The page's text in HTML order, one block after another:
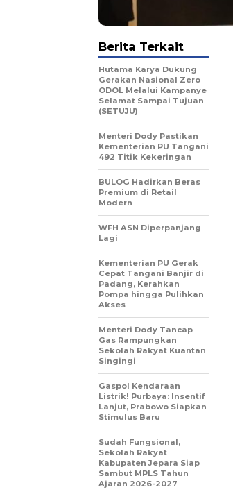
Berita Terkait
Hutama Karya Dukung
Gerakan Nasional Zero
ODOL Melalui Kampanye
Selamat Sampai Tujuan
(SETUJU)
Menteri Dody Pastikan
Kementerian PU Tangani
492 Titik Kekeringan
BULOG Hadirkan Beras
Premium di Retail
Modern
WFH ASN Diperpanjang
Lagi
Kementerian PU Gerak
Cepat Tangani Banjir di
Padang, Kerahkan
Pompa hingga Pulihkan
Akses
Menteri Dody Tancap
Gas Rampungkan
Sekolah Rakyat Kuantan
Singingi
Gaspol Kendaraan
Listrik! Purbaya: Insentif
Lanjut, Prabowo Siapkan
Stimulus Baru
Sudah Fungsional,
Sekolah Rakyat
Kabupaten Jepara Siap
Sambut MPLS Tahun
Ajaran 2026-2027